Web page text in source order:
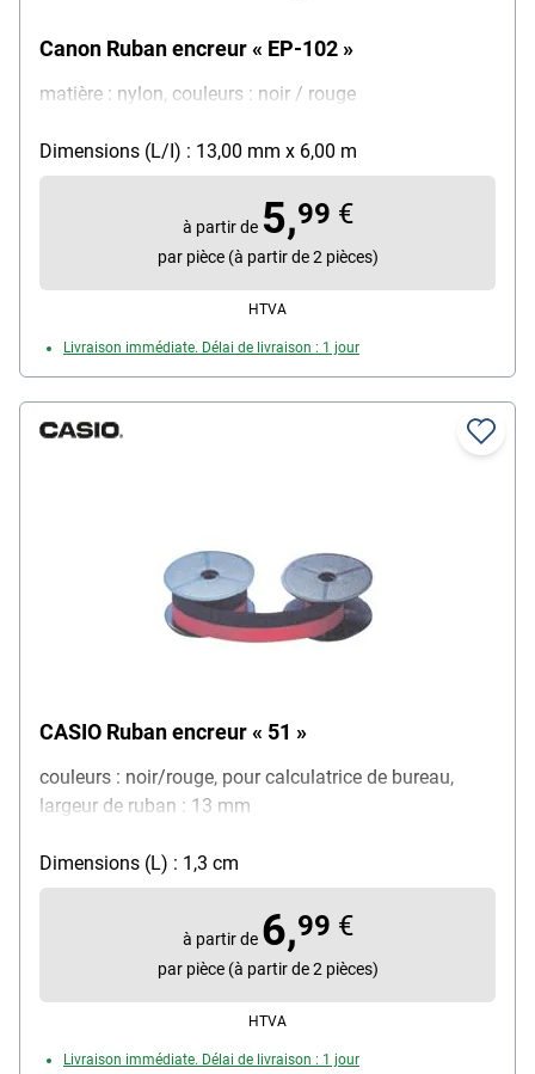
Canon Ruban encreur « EP-102 »
matière : nylon, couleurs : noir / rouge
Dimensions (L/I) : 13,00 mm x 6,00 m
à partir de 5,99 €
par pièce (à partir de 2 pièces)
HTVA
Livraison immédiate. Délai de livraison : 1 jour
CASIO Ruban encreur « 51 »
couleurs : noir/rouge, pour calculatrice de bureau,
largeur de ruban : 13 mm
Dimensions (L) : 1,3 cm
à partir de 6,99 €
par pièce (à partir de 2 pièces)
HTVA
Livraison immédiate. Délai de livraison : 1 jour